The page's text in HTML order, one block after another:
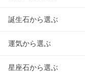
誕生石から選ぶ
運気から選ぶ
星座石から選ぶ